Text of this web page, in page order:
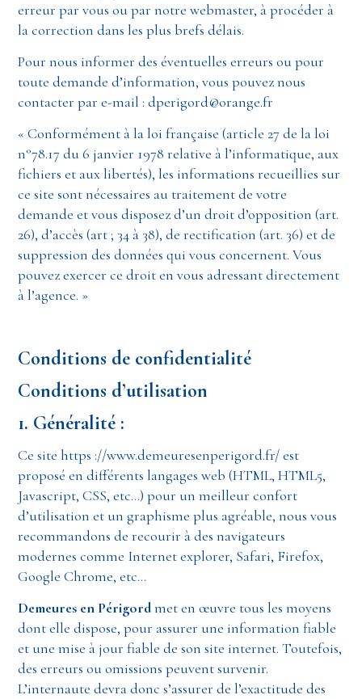
erreur par vous ou par notre webmaster, à procéder à
la correction dans les plus brefs délais.
Pour nous informer des éventuelles erreurs ou pour
toute demande d’information, vous pouvez nous
contacter par e-mail : dperigord@orange.fr
« Conformément à la loi française (article 27 de la loi
n°78.17 du 6 janvier 1978 relative à l’informatique, aux
fichiers et aux libertés), les informations recueillies sur
ce site sont nécessaires au traitement de votre
demande et vous disposez d’un droit d’opposition (art.
26), d’accès (art ; 34 à 38), de rectification (art. 36) et de
suppression des données qui vous concernent. Vous
pouvez exercer ce droit en vous adressant directement
à l’agence. »
Conditions de confidentialité
Conditions d’utilisation
1. Généralité :
Ce site https ://www.demeuresenperigord.fr/ est
proposé en différents langages web (HTML, HTML5,
Javascript, CSS, etc…) pour un meilleur confort
d’utilisation et un graphisme plus agréable, nous vous
recommandons de recourir à des navigateurs
modernes comme Internet explorer, Safari, Firefox,
Google Chrome, etc…
Demeures en Périgordmet en œuvre tous les moyens
dont elle dispose, pour assurer une information fiable
et une mise à jour fiable de son site internet. Toutefois,
des erreurs ou omissions peuvent survenir.
L’internaute devra donc s’assurer de l’exactitude des